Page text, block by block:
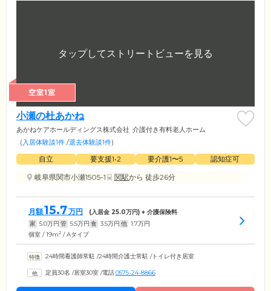
空室1室
小瀬の杜あかね
あかねケアホールディングス株式会社 介護付き有料老人ホーム
(入居体験談1件 /退去体験談1件)
自立 要支援1•2 要介護1〜5
認知症可
岐阜県関市小瀬1505-1
関駅から 徒歩26分
月額15.7万円 (入居金 25.0万円) + 介護保険料
家 5.0万円 管 5.5万円 食 3.5万円 他 1.7万円
個室 / 19m2 / Aタイプ
24時間看護師常駐 /24時間介護士常駐 /トイレ付き居室
定員30名 /居室30室 /電話0575-24-8866